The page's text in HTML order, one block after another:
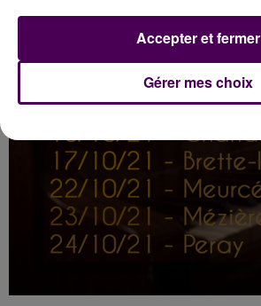
Gérer mes choix
Accepter et fermer